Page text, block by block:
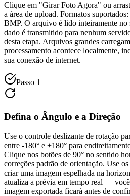
Clique em "Girar Foto Agora" ou
a área de upload. Formatos
BMP. O arquivo é lido inteiramente
dado é transmitido para nenhum
desta etapa. Arquivos grandes
processamento acontece localmente,
sua conexão de internet.
Passo 1
Defina o Ângulo e a Direção
Use o controle deslizante de rotação
entre -180° e +180° para
Clique nos botões de 90° no sentido
correções padrão de orientação. Use
criar uma imagem espelhada na
atualiza a prévia em tempo real —
imagem exportada ficará antes de